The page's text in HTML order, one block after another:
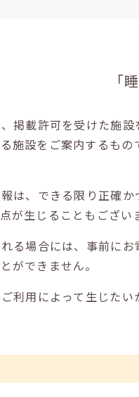
「
掲載許可を受けた施
る施設をご案内するも
は、できる限り正確
が生じることもござい
る場合には、事前に
ができません。
利用によって生じた